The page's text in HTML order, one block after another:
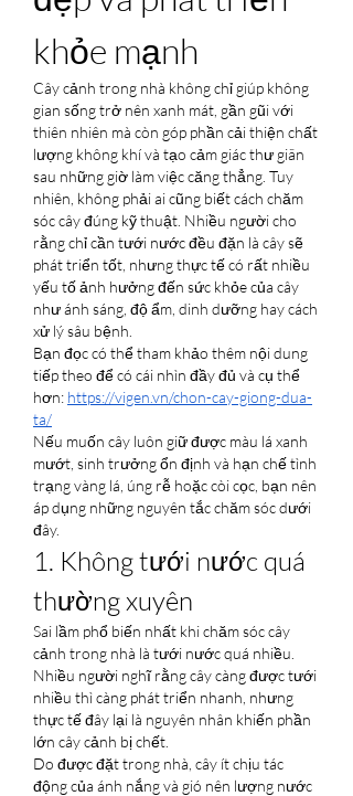
khỏe mạnh
Cây cảnh trong nhà không chỉ giúp không
gian sống trở nên xanh mát, gần gũi với
thiên nhiên mà còn góp phần cải thiện chất
lượng không khí và tạo cảm giác thư giãn
sau những giờ làm việc căng thẳng. Tuy
nhiên, không phải ai cũng biết cách chăm
sóc cây đúng kỹ thuật. Nhiều người cho
rằng chỉ cần tưới nước đều đặn là cây sẽ
phát triển tốt, nhưng thực tế có rất nhiều
yếu tố ảnh hưởng đến sức khỏe của cây
như ánh sáng, độ ẩm, dinh dưỡng hay cách
xử lý sâu bệnh.
Bạn đọc có thể tham khảo thêm nội dung
tiếp theo để có cái nhìn đầy đủ và cụ thể
hơn: https://vigen.vn/chon-cay-giong-dua-
ta/
Nếu muốn cây luôn giữ được màu lá xanh
mướt, sinh trưởng ổn định và hạn chế tình
trạng vàng lá, úng rễ hoặc còi cọc, bạn nên
áp dụng những nguyên tắc chăm sóc dưới
đây.
1. Không tưới nước quá
thường xuyên
Sai lầm phổ biến nhất khi chăm sóc cây
cảnh trong nhà là tưới nước quá nhiều.
Nhiều người nghĩ rằng cây càng được tưới
nhiều thì càng phát triển nhanh, nhưng
thực tế đây lại là nguyên nhân khiến phần
lớn cây cảnh bị chết.
Do được đặt trong nhà, cây ít chịu tác
động của ánh nắng và gió nên lượng nước